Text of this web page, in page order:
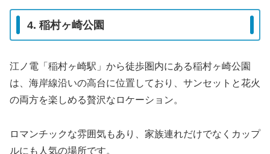
4. 稲村ヶ崎公園
江ノ電「稲村ヶ崎駅」から徒歩圏内にある稲村ヶ崎公園
は、海岸線沿いの高台に位置しており、サンセットと花火
の両方を楽しめる贅沢なロケーション。
ロマンチックな雰囲気もあり、家族連れだけでなくカップ
ルにも人気の場所です。